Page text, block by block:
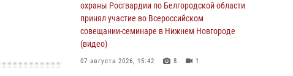
охраны Росгвардии по Белгородской области
принял участие во Всероссийском
совещании-семинаре в Нижнем Новгороде
(видео)
07 августа 2026, 15:42 8 1